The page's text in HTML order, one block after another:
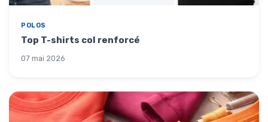
POLOS
Top T-shirts col renforcé
07 mai 2026